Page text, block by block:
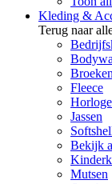
Kleding &
Terug naar
Broeken
Fleece
Jassen
Bekijk
Mutsen